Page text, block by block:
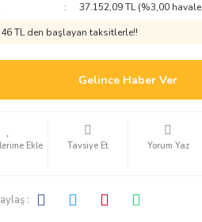
37.152,09 TL (%3,00
TL den başlayan taksitlerle!!
Gelince Haber Ver
Tavsiye Et Yorum Yaz
: